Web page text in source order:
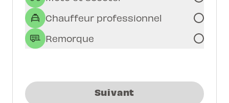
Chauffeur professionnel
Remorque
Suivant